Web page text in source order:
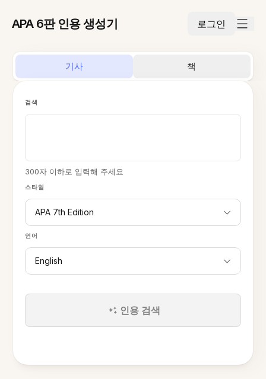
APA 6판 인용 생성기 로그인
기사 책
스타일
APA 7th Edition
언어
English
검색
300자 이하로 입력해 주세요
인용 검색